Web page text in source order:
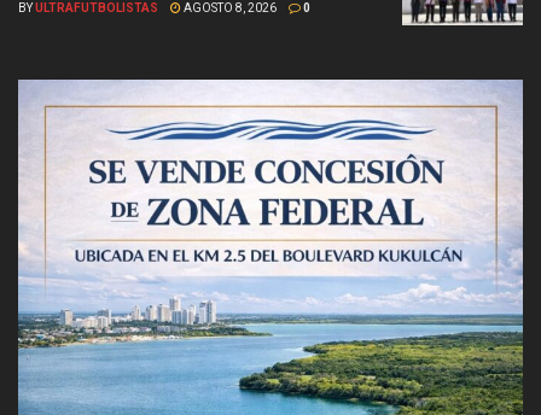
BYULTRAFUTBOLISTAS AGOSTO 8, 2026 0